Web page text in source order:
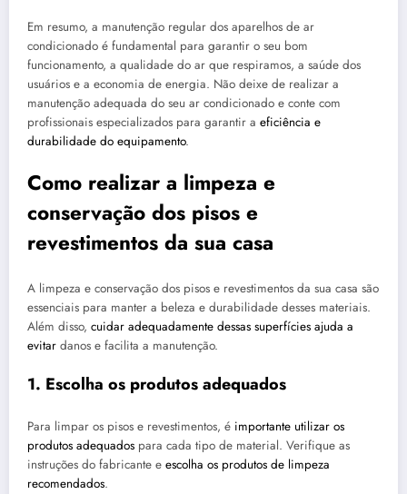
Em resumo, a manutenção regular dos aparelhos de ar
condicionado é fundamental para garantir o seu bom
funcionamento, a qualidade do ar que respiramos, a saúde dos
usuários e a economia de energia. Não deixe de realizar a
manutenção adequada do seu ar condicionado e conte com
profissionais especializados para garantir a eficiência e
durabilidade do equipamento.
Como realizar a limpeza e
conservação dos pisos e
revestimentos da sua casa
A limpeza e conservação dos pisos e revestimentos da sua casa são
essenciais para manter a beleza e durabilidade desses materiais.
Além disso, cuidar adequadamente dessas superfícies ajuda a
evitar danos e facilita a manutenção.
1. Escolha os produtos adequados
Para limpar os pisos e revestimentos, é importante utilizar os
produtos adequados para cada tipo de material. Verifique as
instruções do fabricante e escolha os produtos de limpeza
recomendados.